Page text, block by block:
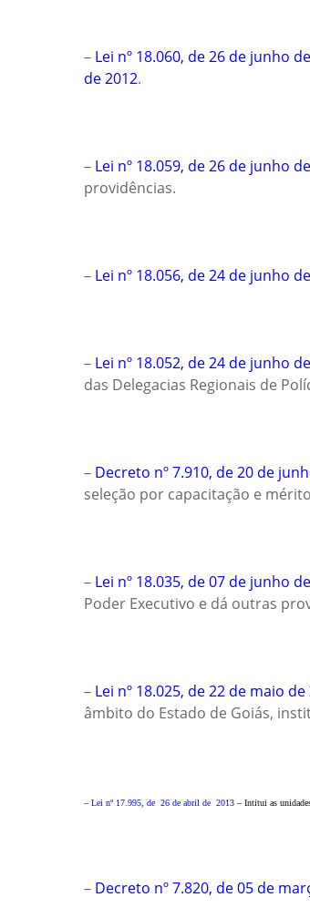
– Lei nº 18.060, de 26 de junho
de 2012.
– Lei nº 18.059, de 26 de junho
providências.
– Lei nº 18.056, de 24 de junho
– Lei nº 18.052, de 24 de junho
das Delegacias Regionais de
– Decreto nº 7.910, de 20 de
seleção por capacitação e
– Lei nº 18.035, de 07 de junho
Poder Executivo e dá outras
– Lei nº 18.025, de 22 de maio de
âmbito do Estado de Goiás,
– Lei nº 17.995, de 26 de abril de 2013 – Intitui as
– Decreto nº 7.820, de 05 de